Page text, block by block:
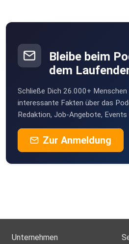
Bleibe beim
dem
Schließe Dich 26.000+ Menschen
interessante Fakten über das
Redaktion, Job-Angebote, Events
Zur Anmeldung
Unternehmen